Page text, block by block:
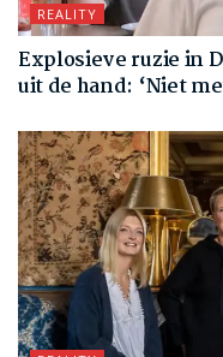
REALITY
Explosieve ruzie in
uit de hand: ‘Niet